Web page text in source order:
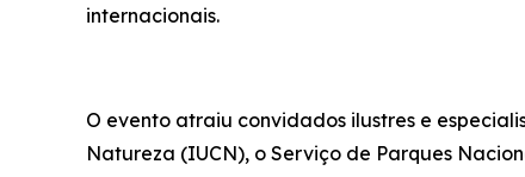
internacionais.
O evento atraiu convidados ilustres e
Natureza (IUCN), o Serviço de Parques